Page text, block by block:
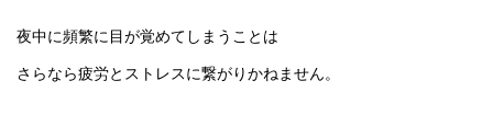
夜中に頻繁に目が覚めてしまうことは
さらなら疲労とストレスに繋がりかねません。